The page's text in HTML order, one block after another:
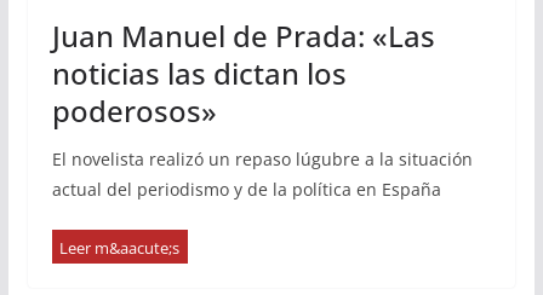
Juan Manuel de Prada: «Las
noticias las dictan los
poderosos»
El novelista realizó un repaso lúgubre a la situación
actual del periodismo y de la política en España